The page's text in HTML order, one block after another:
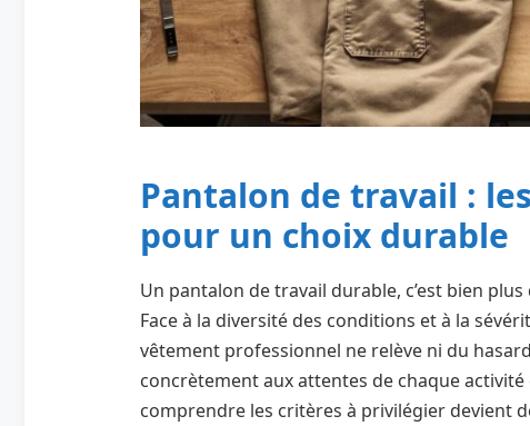
Pantalon de travail :
pour un choix durable
Un pantalon de travail durable, c’est bien
Face à la diversité des conditions et à la
vêtement professionnel ne relève ni du
concrètement aux attentes de chaque
comprendre les critères à privilégier devient